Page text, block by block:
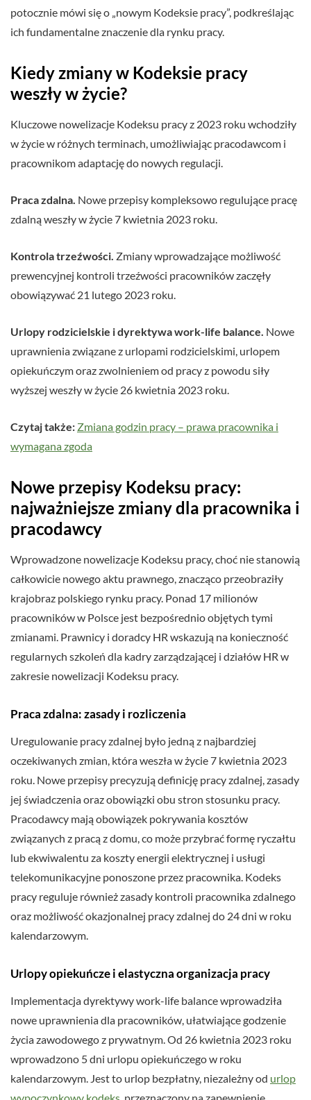
potocznie mówi się o „nowym Kodeksie pracy”, podkreślając
ich fundamentalne znaczenie dla rynku pracy.
Kiedy zmiany w Kodeksie pracy
weszły w życie?
Kluczowe nowelizacje Kodeksu pracy z 2023 roku wchodziły
w życie w różnych terminach, umożliwiając pracodawcom i
pracownikom adaptację do nowych regulacji.
Praca zdalna. Nowe przepisy kompleksowo regulujące pracę
zdalną weszły w życie 7 kwietnia 2023 roku.
Kontrola trzeźwości. Zmiany wprowadzające możliwość
prewencyjnej kontroli trzeźwości pracowników zaczęły
obowiązywać 21 lutego 2023 roku.
Urlopy rodzicielskie i dyrektywa work-life balance. Nowe
uprawnienia związane z urlopami rodzicielskimi, urlopem
opiekuńczym oraz zwolnieniem od pracy z powodu siły
wyższej weszły w życie 26 kwietnia 2023 roku.
Czytaj także: Zmiana godzin pracy – prawa pracownika i
wymagana zgoda
Nowe przepisy Kodeksu pracy:
najważniejsze zmiany dla pracownika i
pracodawcy
Wprowadzone nowelizacje Kodeksu pracy, choć nie stanowią
całkowicie nowego aktu prawnego, znacząco przeobraziły
krajobraz polskiego rynku pracy. Ponad 17 milionów
pracowników w Polsce jest bezpośrednio objętych tymi
zmianami. Prawnicy i doradcy HR wskazują na konieczność
regularnych szkoleń dla kadry zarządzającej i działów HR w
zakresie nowelizacji Kodeksu pracy.
Praca zdalna: zasady i rozliczenia
Uregulowanie pracy zdalnej było jedną z najbardziej
oczekiwanych zmian, która weszła w życie 7 kwietnia 2023
roku. Nowe przepisy precyzują definicję pracy zdalnej, zasady
jej świadczenia oraz obowiązki obu stron stosunku pracy.
Pracodawcy mają obowiązek pokrywania kosztów
związanych z pracą z domu, co może przybrać formę ryczałtu
lub ekwiwalentu za koszty energii elektrycznej i usługi
telekomunikacyjne ponoszone przez pracownika. Kodeks
pracy reguluje również zasady kontroli pracownika zdalnego
oraz możliwość okazjonalnej pracy zdalnej do 24 dni w roku
kalendarzowym.
Urlopy opiekuńcze i elastyczna organizacja pracy
Implementacja dyrektywy work-life balance wprowadziła
nowe uprawnienia dla pracowników, ułatwiające godzenie
życia zawodowego z prywatnym. Od 26 kwietnia 2023 roku
wprowadzono 5 dni urlopu opiekuńczego w roku
kalendarzowym. Jest to urlop bezpłatny, niezależny od urlop